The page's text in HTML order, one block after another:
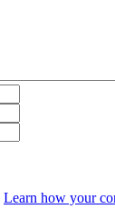
Learn how your